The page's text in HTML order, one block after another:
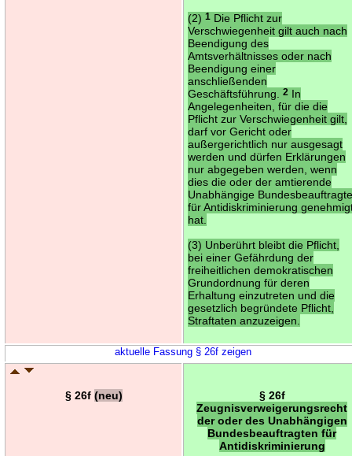
(2)1 Die Pflicht zur
Verschwiegenheit gilt auch nach
Beendigung des
Amtsverhältnisses oder nach
Beendigung einer
anschließenden
Geschäftsführung.2 In
Angelegenheiten, für die die
Pflicht zur Verschwiegenheit gilt,
darf vor Gericht oder
außergerichtlich nur ausgesagt
werden und dürfen Erklärungen
nur abgegeben werden, wenn
dies die oder der amtierende
Unabhängige
für Antidiskriminierung
hat.
(3) Unberührt bleibt die Pflicht,
bei einer Gefährdung der
freiheitlichen demokratischen
Grundordnung für deren
Erhaltung einzutreten und die
gesetzlich begründete Pflicht,
Straftaten anzuzeigen.
aktuelle Fassung § 26f zeigen
§ 26f (neu)
§ 26f
Zeugnisverweigerungsrecht
der oder des Unabhängigen
Bundesbeauftragten für
Antidiskriminierung